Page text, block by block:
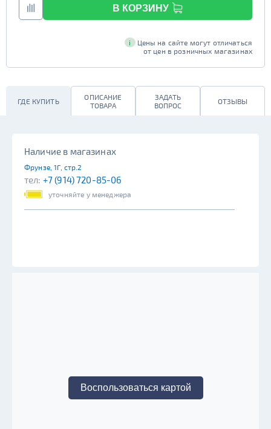
В КОРЗИНУ
i
Цены на сайте могут отличаться
от цен в розничных магазинах
ГДЕ КУПИТЬ
ОПИСАНИЕ
ТОВАРА
ЗАДАТЬ
ВОПРОС
ОТЗЫВЫ
Наличие в магазинах
Фрунзе, 1Г, стр.2
тел: +7 (914) 720-85-06
уточняйте у менеджера
Воспользоваться картой